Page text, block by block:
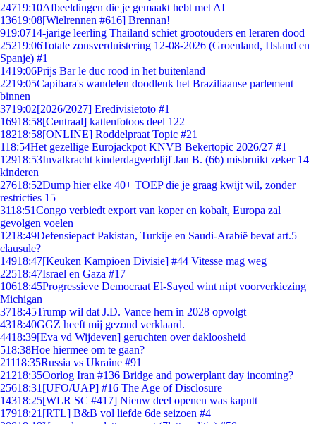
24719:10Afbeeldingen die je gemaakt hebt met AI
13619:08[Wielrennen #616] Brennan!
919:0714-jarige leerling Thailand schiet grootouders en leraren dood
25219:06Totale zonsverduistering 12-08-2026 (Groenland, IJsland en
Spanje) #1
1419:06Prijs Bar le duc rood in het buitenland
2219:05Capibara's wandelen doodleuk het Braziliaanse parlement
binnen
3719:02[2026/2027] Eredivisietoto #1
16918:58[Centraal] kattenfotoos deel 122
18218:58[ONLINE] Roddelpraat Topic #21
118:54Het gezellige Eurojackpot KNVB Bekertopic 2026/27 #1
12918:53Invalkracht kinderdagverblijf Jan B. (66) misbruikt zeker 14
kinderen
27618:52Dump hier elke 40+ TOEP die je graag kwijt wil, zonder
restricties 15
3118:51Congo verbiedt export van koper en kobalt, Europa zal
gevolgen voelen
1218:49Defensiepact Pakistan, Turkije en Saudi-Arabië bevat art.5
clausule?
14918:47[Keuken Kampioen Divisie] #44 Vitesse mag weg
22518:47Israel en Gaza #17
10618:45Progressieve Democraat El-Sayed wint nipt voorverkiezing
Michigan
3718:45Trump wil dat J.D. Vance hem in 2028 opvolgt
4318:40GGZ heeft mij gezond verklaard.
4418:39[Eva vd Wijdeven] geruchten over dakloosheid
518:38Hoe hiermee om te gaan?
21118:35Russia vs Ukraine #91
21218:35Oorlog Iran #136 Bridge and powerplant day incoming?
25618:31 [UFO/UAP] #16 The Age of Disclosure
14318:25[WLR SC #417] Nieuw deel openen was kaputt
17918:21 [RTL] B&B vol liefde 6de seizoen #4